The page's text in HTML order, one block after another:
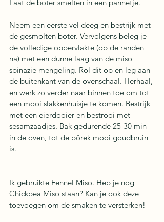
Laat de boter smelten in een pannetje.
Neem een eerste vel deeg en bestrijk met
de gesmolten boter. Vervolgens beleg je
de volledige oppervlakte (op de randen
na) met een dunne laag van de miso
spinazie mengeling. Rol dit op en leg aan
de buitenkant van de ovenschaal. Herhaal,
en werk zo verder naar binnen toe om tot
een mooi slakkenhuisje te komen. Bestrijk
met een eierdooier en bestrooi met
sesamzaadjes. Bak gedurende 25-30 min
in de oven, tot de börek mooi goudbruin
is.
Ik gebruikte Fennel Miso. Heb je nog
Chickpea Miso staan? Kan je ook deze
toevoegen om de smaken te versterken!